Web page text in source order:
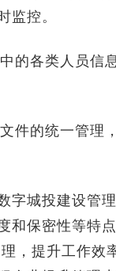
监控。
各类人员信息
的统一管理，
城投建设管理
和保密性等特
，提升工作效